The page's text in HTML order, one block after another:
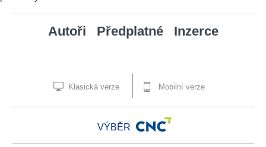
Autoři Předplatné Inzerce
Klasická verze Mobilní verze
VÝBĚR